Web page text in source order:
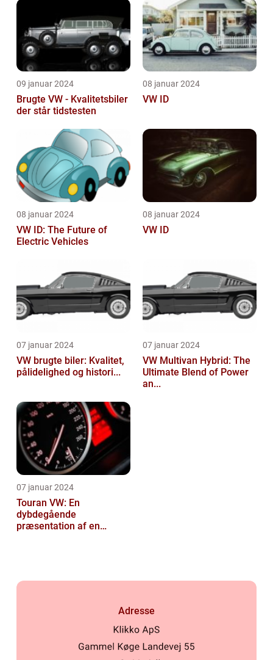
09 januar 2024
Brugte VW - Kvalitetsbiler
der står tidstesten
08 januar 2024
VW ID
08 januar 2024
VW ID: The Future of
Electric Vehicles
08 januar 2024
VW ID
07 januar 2024
VW brugte biler: Kvalitet,
pålidelighed og histori...
07 januar 2024
VW Multivan Hybrid: The
Ultimate Blend of Power
an...
07 januar 2024
Touran VW: En
dybdegående
præsentation af en
Adresse